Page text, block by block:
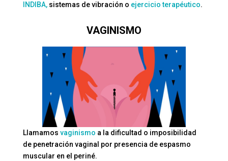
INDIBA,sistemas de vibración o ejercicio terapéutico.
VAGINISMO
Llamamos vaginismo a la dificultad o imposibilidad
de penetración vaginal por presencia de espasmo
muscular en el periné.